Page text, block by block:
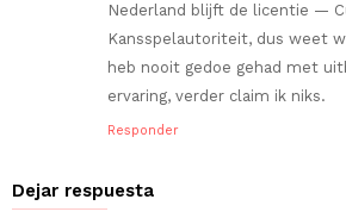
Nederland blijft de licentie —
Kansspelautoriteit, dus weet
heb nooit gedoe gehad met
ervaring, verder claim ik niks.
Responder
Dejar respuesta